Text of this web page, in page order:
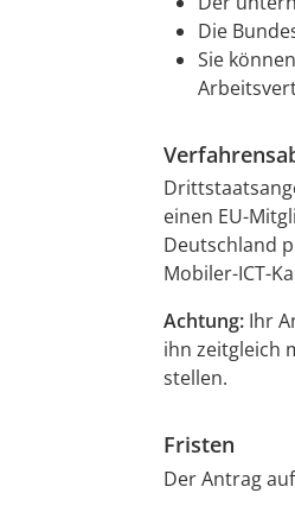
Die
Sie
einen EU-
Deutschland
Mobiler-ICT-
Achtung: Ihr
ihn zeitgleich
stellen.
Fristen
Der Antrag